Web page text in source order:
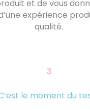
et de vous
expérience
qualité.
3
le moment du